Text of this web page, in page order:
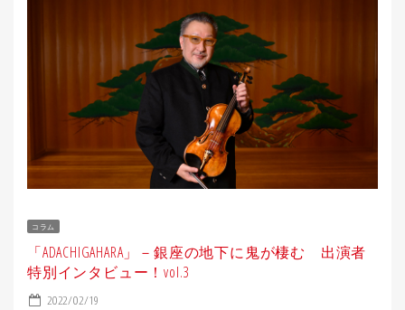
コラム
「ADACHIGAHARA」－銀座の地下に鬼が棲む 出演者
特別インタビュー！vol.3
2022/02/19